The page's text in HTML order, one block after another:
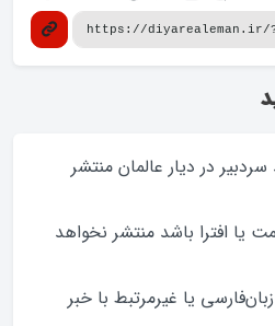
در دیار عالمان منتشر
یا افترا باشد منتشر نخواهد‌
یا غیرمرتبط با خبر